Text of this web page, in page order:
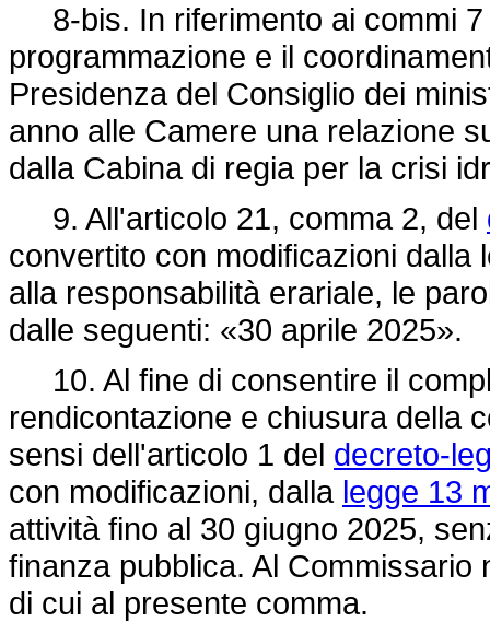
8-bis. In riferimento ai commi 7
programmazione e il
Presidenza del Consiglio dei
anno alle Camere una relazione
dalla Cabina di regia per la crisi
9. All'articolo 21, comma 2, del
convertito con modificazioni dalla
alla responsabilità erariale, le
dalle seguenti: «30 aprile 2025».
10. Al fine di consentire il
rendicontazione e chiusura della
sensi dell'articolo 1 del decreto-
con modificazioni, dalla legge 13
attività fino al 30 giugno 2025,
finanza pubblica. Al
di cui al presente comma.